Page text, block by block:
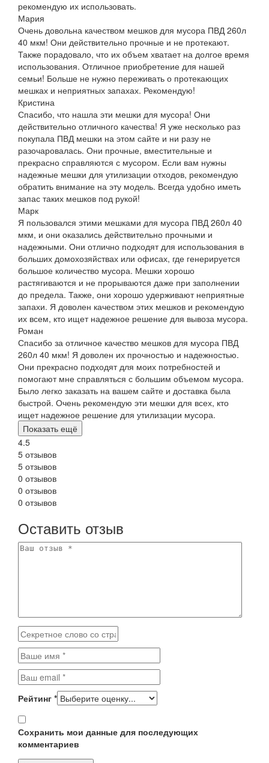
рекомендую их использовать.
Мария
Очень довольна качеством мешков для мусора ПВД 260л
40 мкм! Они действительно прочные и не протекают.
Также порадовало, что их объем хватает на долгое время
использования. Отличное приобретение для нашей
семьи! Больше не нужно переживать о протекающих
мешках и неприятных запахах. Рекомендую!
Кристина
Спасибо, что нашла эти мешки для мусора! Они
действительно отличного качества! Я уже несколько раз
покупала ПВД мешки на этом сайте и ни разу не
разочаровалась. Они прочные, вместительные и
прекрасно справляются с мусором. Если вам нужны
надежные мешки для утилизации отходов, рекомендую
обратить внимание на эту модель. Всегда удобно иметь
запас таких мешков под рукой!
Марк
Я пользовался этими мешками для мусора ПВД 260л 40
мкм, и они оказались действительно прочными и
надежными. Они отлично подходят для использования в
больших домохозяйствах или офисах, где генерируется
большое количество мусора. Мешки хорошо
растягиваются и не прорываются даже при заполнении
до предела. Также, они хорошо удерживают неприятные
запахи. Я доволен качеством этих мешков и рекомендую
их всем, кто ищет надежное решение для вывоза мусора.
Роман
Спасибо за отличное качество мешков для мусора ПВД
260л 40 мкм! Я доволен их прочностью и надежностью.
Они прекрасно подходят для моих потребностей и
помогают мне справляться с большим объемом мусора.
Было легко заказать на вашем сайте и доставка была
быстрой. Очень рекомендую эти мешки для всех, кто
ищет надежное решение для утилизации мусора.
Показать ещё
4.5
5 отзывов
5 отзывов
0 отзывов
0 отзывов
0 отзывов
Оставить отзыв
Рейтинг *
Сохранить мои данные для последующих
комментариев